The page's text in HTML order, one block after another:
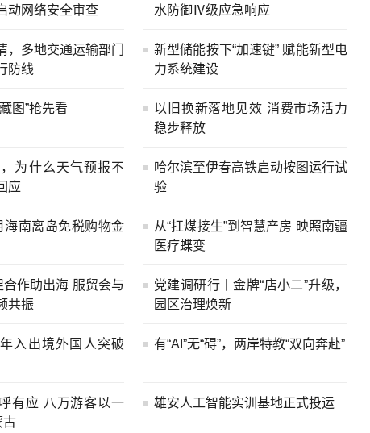
动网络安全审查
水防御Ⅳ级应急响应
，多地交通运输部门
防线
新型储能按下“加速键” 赋能新型电
力系统建设
图”抢先看
以旧换新落地见效 消费市场活力
稳步释放
为什么天气预报不
应
哈尔滨至伊春高铁启动按图运行试
验
海南离岛免税购物金
从“扛煤接生”到智慧产房 映照南疆
医疗蝶变
合作助出海 服贸会与
共振
党建调研行丨金牌“店小二”升级，
园区治理焕新
入出境外国人突破
有“AI”无“碍”，两岸特教“双向奔赴”
有应 八万游客以一
古
雄安人工智能实训基地正式投运